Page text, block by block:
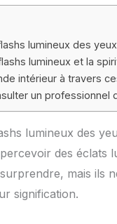
lumineux des
lumineux et la
intérieur à travers
un professionnel
lumineux des
des éclats
mais ils
signification.